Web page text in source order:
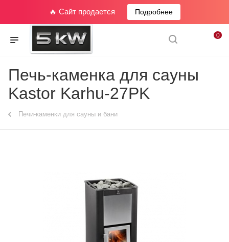
🔥 Сайт продается Подробнее
0
Печь-каменка для сауны
Kastor Karhu-27PK
Печи-каменки для сауны и бани